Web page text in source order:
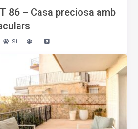
86 – Casa preciosa amb
Si